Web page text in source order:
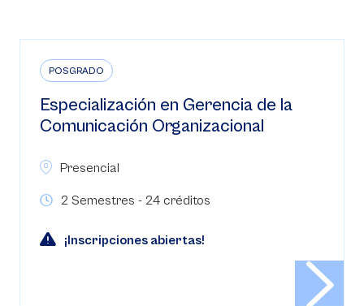
POSGRADO
Especialización en Gerencia de la
Comunicación Organizacional
Presencial
2 Semestres - 24 créditos
¡Inscripciones abiertas!